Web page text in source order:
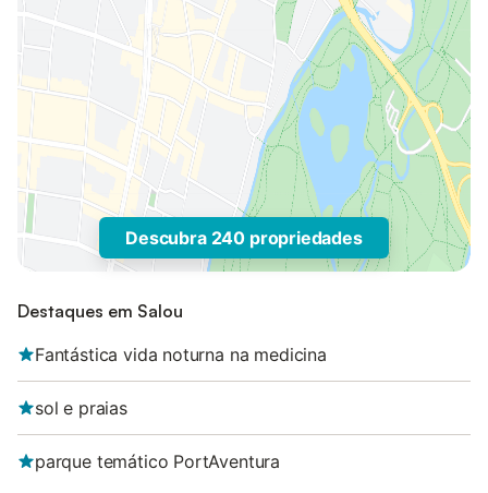
Descubra 240 propriedades
Destaques em Salou
Fantástica vida noturna na medicina
sol e praias
parque temático PortAventura